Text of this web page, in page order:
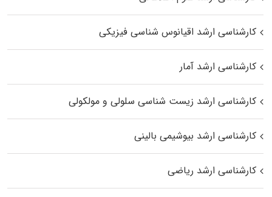
کارشناسی ارشد اقیانوس‌ شناسی فیزیکی
کارشناسی ارشد آمار
کارشناسی ارشد زیست شناسی سلولی و مولکولی
کارشناسی ارشد بیوشیمی بالینی
کارشناسی ارشد ریاضی